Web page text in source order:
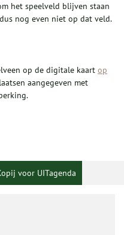
het speelveld blijven staan
nog even niet op dat veld.
op de digitale kaart op
aangegeven met
voor UITagenda